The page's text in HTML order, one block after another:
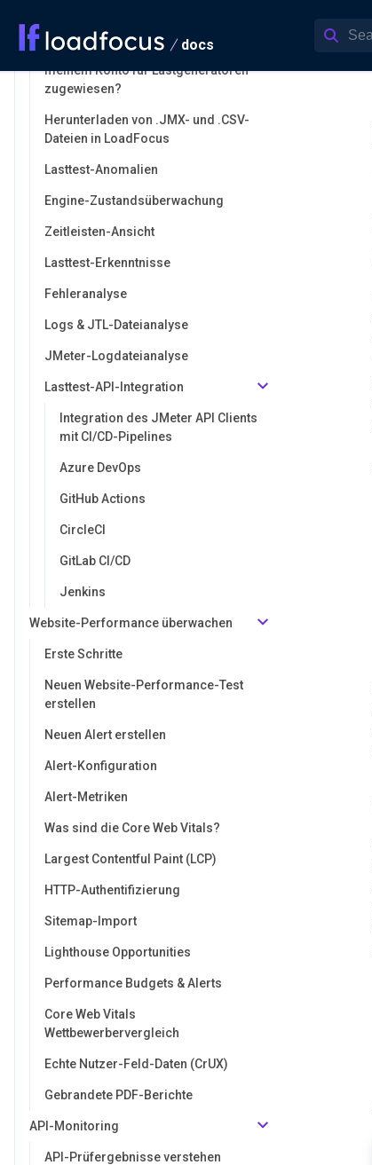
docs
Welche Hardwareressourcen sind
meinem Konto für Lastgeneratoren
zugewiesen?
Herunterladen von .JMX- und .CSV-
Dateien in LoadFocus
Lasttest-Anomalien
Engine-Zustandsüberwachung
Zeitleisten-Ansicht
Lasttest-Erkenntnisse
Fehleranalyse
Logs & JTL-Dateianalyse
JMeter-Logdateianalyse
Lasttest-API-Integration
Integration des JMeter API Clients
mit CI/CD-Pipelines
Azure DevOps
GitHub Actions
CircleCI
GitLab CI/CD
Jenkins
Website-Performance überwachen
Erste Schritte
Neuen Website-Performance-Test
erstellen
Neuen Alert erstellen
Alert-Konfiguration
Alert-Metriken
Was sind die Core Web Vitals?
Largest Contentful Paint (LCP)
HTTP-Authentifizierung
Sitemap-Import
Lighthouse Opportunities
Performance Budgets & Alerts
Core Web Vitals
Wettbewerbervergleich
Echte Nutzer-Feld-Daten (CrUX)
Gebrandete PDF-Berichte
API-Monitoring
API-Prüfergebnisse verstehen